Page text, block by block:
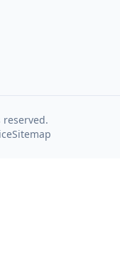
Sitemap